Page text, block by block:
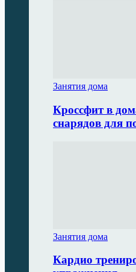
Занятия дома
Кроссфит в
снарядов для
Занятия дома
Кардио